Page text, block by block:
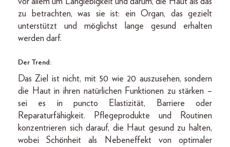
zu betrachten, was sie ist: ein Organ, das gezielt
unterstützt und möglichst lange gesund erhalten
werden darf.
Der Trend:
Das Ziel ist nicht, mit 50 wie 20 auszusehen, sondern
die Haut in ihren natürlichen Funktionen zu stärken –
sei es in puncto Elastizität, Barriere oder
Reparaturfähigkeit. Pflegeprodukte und Routinen
konzentrieren sich darauf, die Haut gesund zu halten,
wobei Schönheit als Nebeneffekt von optimaler